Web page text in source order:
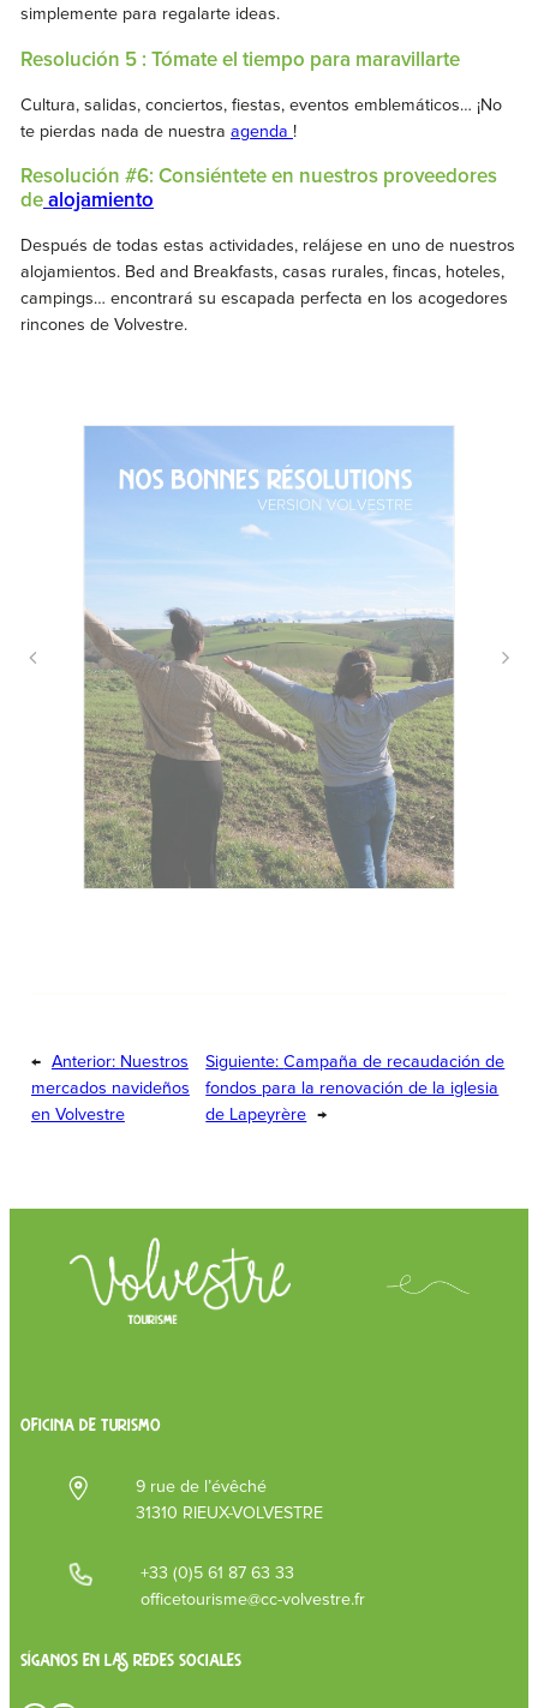
simplemente para regalarte ideas.
Resolución 5 : Tómate el tiempo para maravillarte
Cultura, salidas, conciertos, fiestas, eventos emblemáticos… ¡No
te pierdas nada de nuestra agenda !
Resolución #6: Consiéntete en nuestros proveedores
dealojamiento
Después de todas estas actividades, relájese en uno de nuestros
alojamientos. Bed and Breakfasts, casas rurales, fincas, hoteles,
campings… encontrará su escapada perfecta en los acogedores
rincones de Volvestre.
← Anterior: Nuestros
mercados navideños
en Volvestre
Siguiente:Campaña de recaudación de
fondos para la renovación de la iglesia
de Lapeyrère →
OFICINA DE TURISMO
9 rue de l’évêché
31310 RIEUX-VOLVESTRE
+33 (0)5 61 87 63 33
officetourisme@cc-volvestre.fr
Síganos en las redes sociales